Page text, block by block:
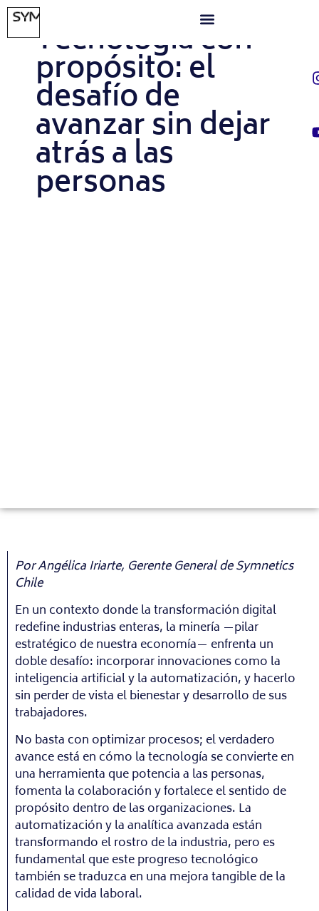
JUNIO 13, 2025
Tecnología con
propósito: el
desafío de
avanzar sin dejar
atrás a las
personas
Por Angélica Iriarte, Gerente General de Symnetics
Chile
En un contexto donde la transformación digital
redefine industrias enteras, la minería —pilar
estratégico de nuestra economía— enfrenta un
doble desafío: incorporar innovaciones como la
inteligencia artificial y la automatización, y hacerlo
sin perder de vista el bienestar y desarrollo de sus
trabajadores.
No basta con optimizar procesos; el verdadero
avance está en cómo la tecnología se convierte en
una herramienta que potencia a las personas,
fomenta la colaboración y fortalece el sentido de
propósito dentro de las organizaciones. La
automatización y la analítica avanzada están
transformando el rostro de la industria, pero es
fundamental que este progreso tecnológico
también se traduzca en una mejora tangible de la
calidad de vida laboral.